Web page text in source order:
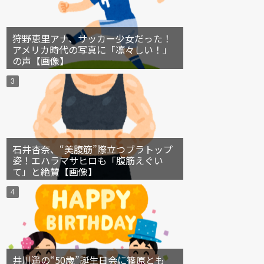
狩野恵里アナ、サッカー少女だった！
アメリカ時代の写真に「凛々しい！」
の声【画像】
石井杏奈、“美腹筋”際立つブラトップ
姿！エハラマサヒロも「腹筋えぐい
て」と絶賛【画像】
井川遥の“50歳”誕生日会に篠原とも